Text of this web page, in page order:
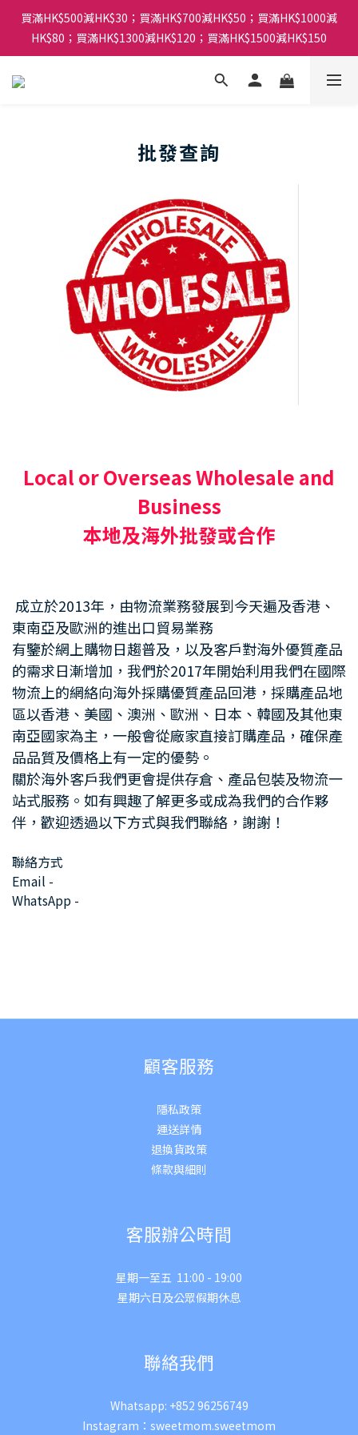
買滿HK$500減HK$30；買滿HK$700減HK$50；買滿HK$1000減
HK$80；買滿HK$1300減HK$120；買滿HK$1500減HK$150
批發查詢
Local or Overseas Wholesale and
Business
本地及海外批發或合作
成立於2013年，由物流業務發展到今天遍及香港、
東南亞及歐洲的進出口貿易業務
有鑒於網上購物日趨普及，以及客戶對海外優質產品
的需求日漸增加，我們於2017年開始利用我們在國際
物流上的網絡向海外採購優質產品回港，採購產品地
區以香港、美國、澳洲、歐洲、日本、韓國及其他東
南亞國家為主，一般會從廠家直接訂購產品，確保產
品品質及價格上有一定的優勢。
關於海外客戶我們更會提供存倉、產品包裝及物流一
站式服務。如有興趣了解更多或成為我們的合作夥
伴 ，歡迎透過以下方式與我們聯絡，謝謝！
聯絡方式
Email -
WhatsApp -
顧客服務
隱私政策
運送詳情
退換貨政策
條款與細則
客服辦公時間
星期一至五 11:00 - 19:00
星期六日及公眾假期休息
聯絡我們
Whatsapp: +852 96256749
Instagram： sweetmom.sweetmom